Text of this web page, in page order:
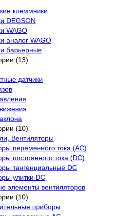
клеммники
DEGSON
WAGO
аналог WAGO
барьерные
(13)
датчики
(10)
Вентиляторы
переменного тока (AC)
постоянного тока (DC)
тангенциальные DC
улитки DC
элементы вентиляторов
(10)
приборы